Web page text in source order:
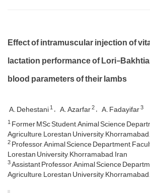
Effect of intramuscular injection of
lactation performance of Lori-
blood parameters of their lambs
A. Dehestani1 A. Azarfar2 A. Fadayifar3
1Former MSc Student, Animal Science
Agriculture, Lorestan University,
2Professor, Animal Science Department,
Lorestan University, Khorramabad, Iran
3Assistant Professor, Animal Science
Agriculture, Lorestan University,